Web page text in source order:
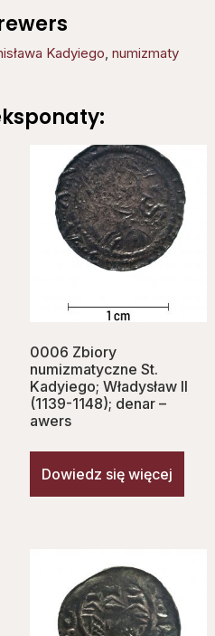
Kadyiego, numizmaty
0006 Zbiory
numizmatyczne St.
Kadyiego; Władysław II
(1139-1148); denar –
awers
Dowiedz się więcej